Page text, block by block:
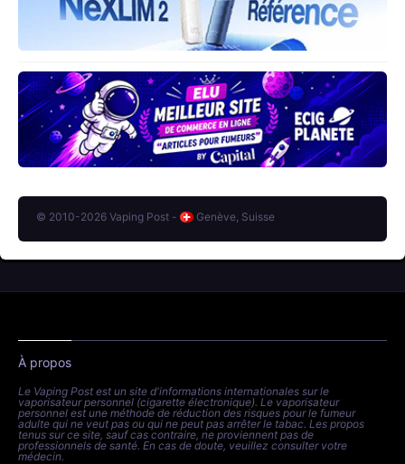
© 2010-2026 Vaping Post - Genève, Suisse
À propos
Le Vaping Post est un site d'informations internationales sur le
vaporisateur personnel (cigarette électronique). Le vaporisateur
personnel est une méthode de réduction des risques pour le fumeur
adulte qui ne veut pas ou qui ne peut pas arrêter le tabac. Les propos
tenus sur ce site, sauf cas contraire, ne proviennent pas de
professionnels de santé. En cas de doute, veuillez consulter votre
médecin.